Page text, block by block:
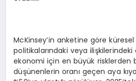
McKinsey’in anketine göre
politikalarındaki veya ilişkilerindeki
ekonomi için en büyük risklerden
düşünenlerin oranı geçen aya